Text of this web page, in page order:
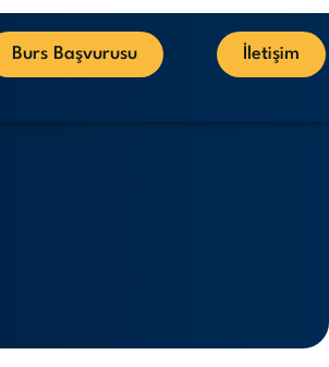
Burs Başvurusu İletişim